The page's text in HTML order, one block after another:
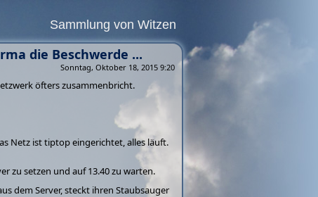
Sammlung von Witzen
die Beschwerde ...
Sonntag, Oktober 18, 2015 9:20
öfters zusammenbricht.
Netz ist tiptop eingerichtet, alles läuft.
zu setzen und auf 13.40 zu warten.
dem Server, steckt ihren Staubsauger